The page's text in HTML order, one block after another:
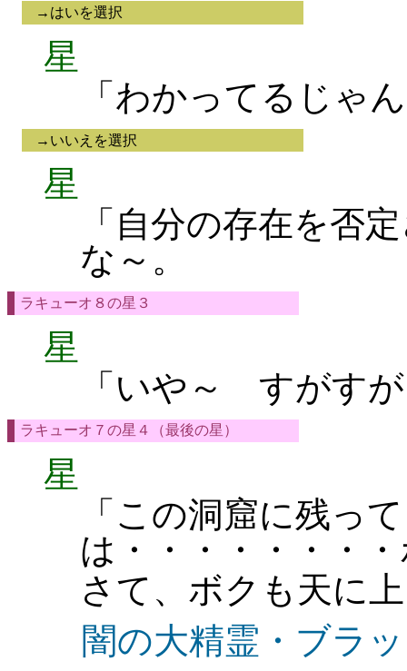
→はいを選択
星
「わかってるじゃ
→いいえを選択
星
「自分の存在を否
な～。
ラキューオ８の星３
星
「いや～ すがす
ラキューオ７の星４（最後の星）
星
「この洞窟に残っ
は・・・・・・・
さて、ボクも天に
闇の大精霊・ブラ